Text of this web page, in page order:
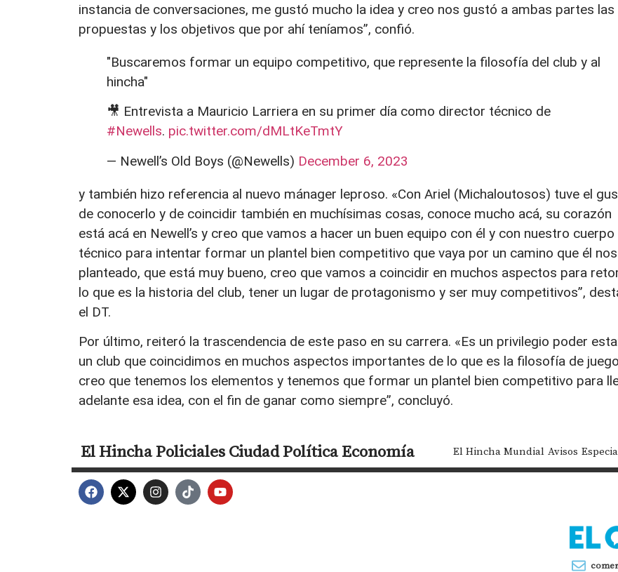
instancia de conversaciones, me gustó mucho la idea y creo nos gustó a ambas partes las
propuestas y los objetivos que por ahí teníamos”, confió.
"Buscaremos formar un equipo competitivo, que represente la filosofía del club y al
hincha"
🎥 Entrevista a Mauricio Larriera en su primer día como director técnico de
#Newells. pic.twitter.com/dMLtKeTmtY
— Newell’s Old Boys (@Newells) December 6, 2023
y también hizo referencia al nuevo mánager leproso. «Con Ariel (Michaloutosos) tuve el
de conocerlo y de coincidir también en muchísimas cosas, conoce mucho acá, su corazón
está acá en Newell’s y creo que vamos a hacer un buen equipo con él y con nuestro cuerpo
técnico para intentar formar un plantel bien competitivo que vaya por un camino que él
planteado, que está muy bueno, creo que vamos a coincidir en muchos aspectos para
lo que es la historia del club, tener un lugar de protagonismo y ser muy competitivos”,
el DT.
Por último, reiteró la trascendencia de este paso en su carrera. «Es un privilegio poder
un club que coincidimos en muchos aspectos importantes de lo que es la filosofía de
creo que tenemos los elementos y tenemos que formar un plantel bien competitivo para
adelante esa idea, con el fin de ganar como siempre”, concluyó.
El HinchaPolicialesCiudadPolíticaEconomía El Hincha Mundial Avisos